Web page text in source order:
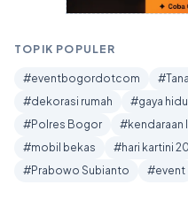
TOPIK POPULER
#eventbogordotcom
#dekorasi rumah
#gaya
#Polres Bogor
#kendaraan
#mobil bekas
#hari kartini
#Prabowo Subianto
#event